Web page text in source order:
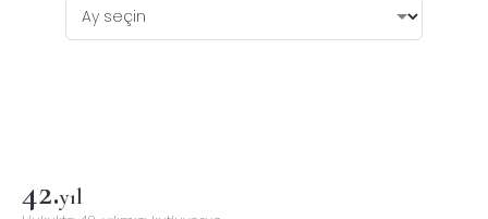
42.yıl